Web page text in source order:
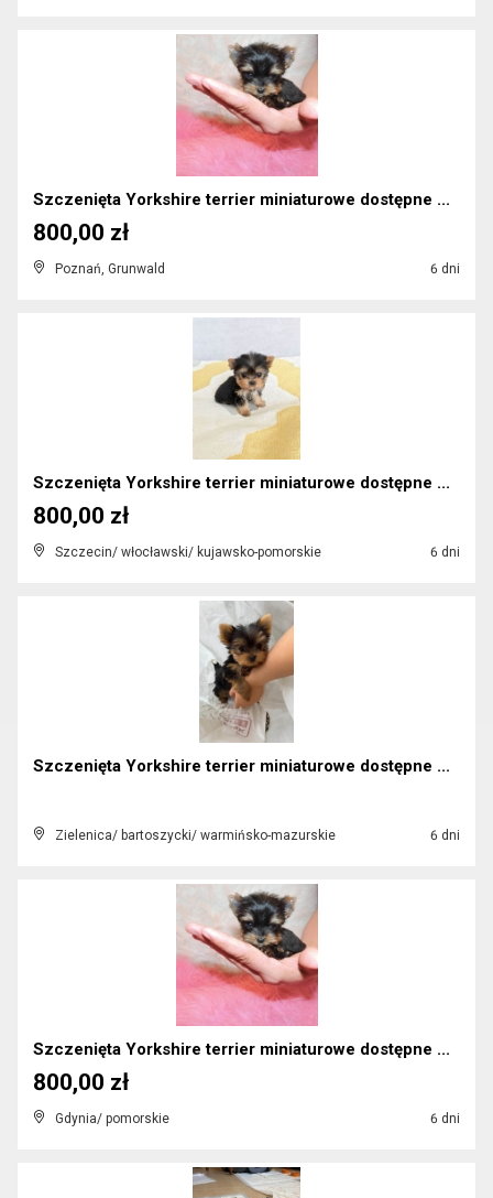
Szczenięta Yorkshire terrier miniaturowe dostępne ...
Poznań, Grunwald 6 dni
800,00 zł
Szczenięta Yorkshire terrier miniaturowe dostępne ...
Szczecin/ włocławski/ kujawsko-pomorskie 6 dni
800,00 zł
Szczenięta Yorkshire terrier miniaturowe dostępne ...
Zielenica/ bartoszycki/ warmińsko-mazurskie 6 dni
Szczenięta Yorkshire terrier miniaturowe dostępne ...
Gdynia/ pomorskie 6 dni
800,00 zł